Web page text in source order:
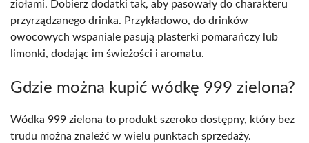
ziołami. Dobierz dodatki tak, aby pasowały do charakteru
przyrządzanego drinka. Przykładowo, do drinków
owocowych wspaniale pasują plasterki pomarańczy lub
limonki, dodając im świeżości i aromatu.
Gdzie można kupić wódkę 999 zielona?
Wódka 999 zielona to produkt szeroko dostępny, który bez
trudu można znaleźć w wielu punktach sprzedaży.